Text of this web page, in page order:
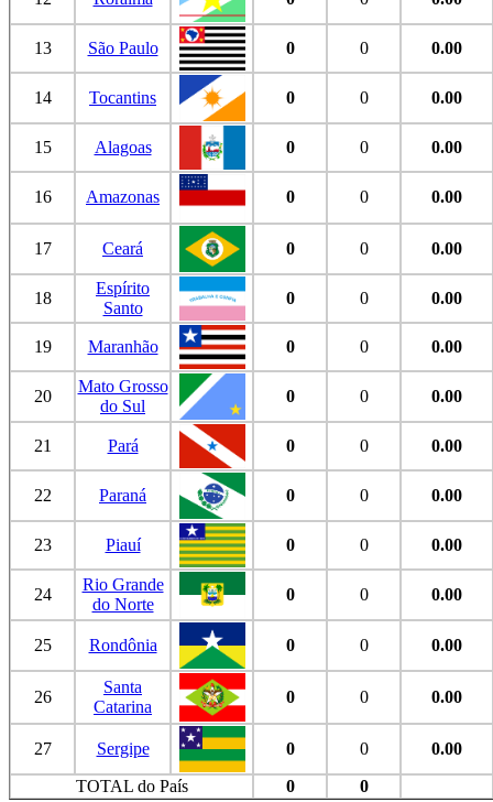
13 São Paulo 0 0 0.00
14 Tocantins 0 0 0.00
15 Alagoas 0 0 0.00
16 Amazonas 0 0 0.00
17 Ceará 0 0 0.00
18
Espírito
Santo
0 0 0.00
19 Maranhão 0 0 0.00
20
Mato Grosso
do Sul
0 0 0.00
21 Pará 0 0 0.00
22 Paraná 0 0 0.00
23 Piauí 0 0 0.00
24
Rio Grande
do Norte
0 0 0.00
25 Rondônia 0 0 0.00
26
Santa
Catarina
0 0 0.00
27 Sergipe 0 0
0.00
TOTAL do País
0 0